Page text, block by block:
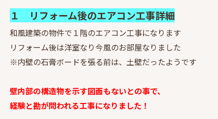
１ リフォーム後のエアコン工事詳細
和風建築の物件で１階のエアコン工事になります
リフォーム後は洋室なり今風のお部屋なりました
※内壁の石膏ボードを張る前は、土壁だったようです
壁内部の構造物を示す図面もないとの事で、
経験と勘が問われる工事になりました！